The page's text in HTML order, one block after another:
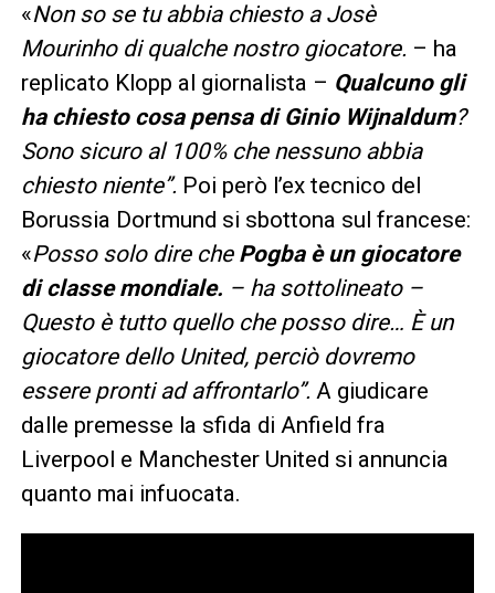
«Non so se tu abbia chiesto a Josè
Mourinho di qualche nostro giocatore. – ha
replicato Klopp al giornalista – Qualcuno gli
ha chiesto cosa pensa di Ginio Wijnaldum?
Sono sicuro al 100% che nessuno abbia
chiesto niente”. Poi però l’ex tecnico del
Borussia Dortmund si sbottona sul francese:
«Posso solo dire che Pogba è un giocatore
di classe mondiale. – ha sottolineato –
Questo è tutto quello che posso dire… È un
giocatore dello United, perciò dovremo
essere pronti ad affrontarlo”. A giudicare
dalle premesse la sfida di Anfield fra
Liverpool e Manchester United si annuncia
quanto mai infuocata.